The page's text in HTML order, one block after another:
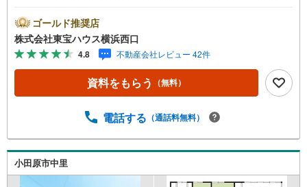
ますーーーーYahoo！ 不動産キャンペーン対象店舗ーーー
ー当店で物件を成約するとPayPayボーナスライトがもらえ
る「Yahoo！ 不動産 物件ご成約キャンペーン」の対象にな
ります。「資料をもらう」「見学予約をする」ボタンから
お問い合わせください。※必ずYahoo！ JAPAN IDでログイ
ンしてください。※PayPayボーナスライトは出金と譲渡は
ーーーーーーーーーーーーーーーーーーーーー紹介金融機
6年8月時点 のものであり、実際の適用金利は融資実行時の
ものとなります。金利情勢により表記の返済額と異なる場
合があります。ーーーーーーーーーーーーーーーーーーー
ゴールド推奨店
株式会社東宝ハウス横浜西口
4.8 不動産会社レビュー 42件
資料をもらう （無料）
電話する （通話料無料）
小田原市中里